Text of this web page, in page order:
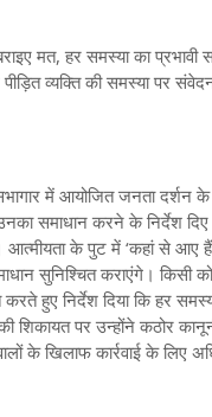
मत, हर समस्या का प्रभावी
पीड़ित व्यक्ति की समस्या पर
में आयोजित जनता दर्शन के
समाधान करने के निर्देश
आत्मीयता के पुट में ‘कहां से आए
सुनिश्चित कराएंगे। किसी
हुए निर्देश दिया कि हर
शिकायत पर उन्होंने कठोर
के खिलाफ कार्रवाई के लिए